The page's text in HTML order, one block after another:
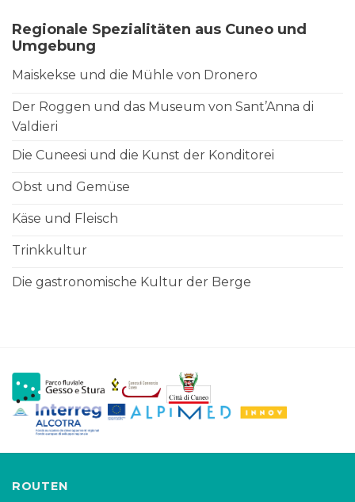
Regionale Spezialitäten aus Cuneo und
Umgebung
Maiskekse und die Mühle von Dronero
Der Roggen und das Museum von Sant’Anna di
Valdieri
Die Cuneesi und die Kunst der Konditorei
Obst und Gemüse
Käse und Fleisch
Trinkkultur
Die gastronomische Kultur der Berge
ROUTEN